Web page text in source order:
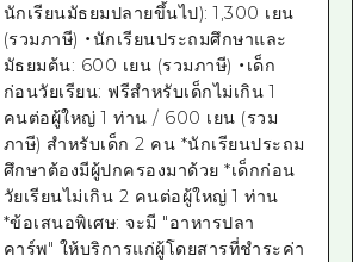
นักเรียนมัธยมปลายขึ้นไป): 1,300 เยน
(รวมภาษี) ・นักเรียนประถมศึกษาและ
มัธยมต้น: 600 เยน (รวมภาษี) ・เด็ก
ก่อนวัยเรียน: ฟรีสำหรับเด็กไม่เกิน 1
คนต่อผู้ใหญ่ 1 ท่าน / 600 เยน (รวม
ภาษี) สำหรับเด็ก 2 คน *นักเรียนประถม
ศึกษาต้องมีผู้ปกครองมาด้วย *เด็กก่อน
วัยเรียนไม่เกิน 2 คนต่อผู้ใหญ่ 1 ท่าน
*ข้อเสนอพิเศษ: จะมี "อาหารปลา
คาร์พ" ให้บริการแก่ผู้โดยสารที่ชำระค่า